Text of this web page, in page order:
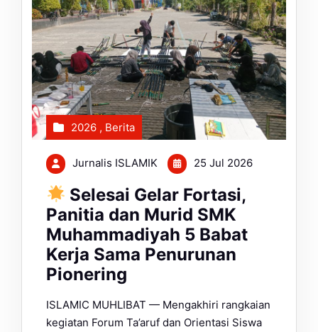
2026 , Berita
Jurnalis ISLAMIK 25 Jul 2026
Selesai Gelar Fortasi,
Panitia dan Murid SMK
Muhammadiyah 5 Babat
Kerja Sama Penurunan
Pionering
ISLAMIC MUHLIBAT — Mengakhiri rangkaian
kegiatan Forum Ta’aruf dan Orientasi Siswa